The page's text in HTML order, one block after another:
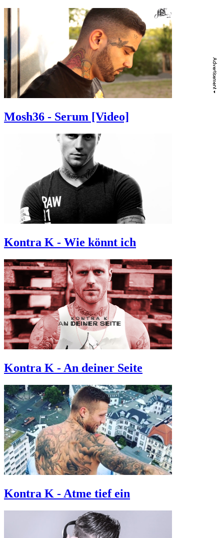
Mosh36 - Serum [Video]
Kontra K - Wie könnt ich
Kontra K - An deiner Seite
Kontra K - Atme tief ein